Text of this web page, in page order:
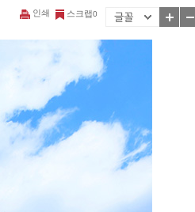
인쇄 스크랩0